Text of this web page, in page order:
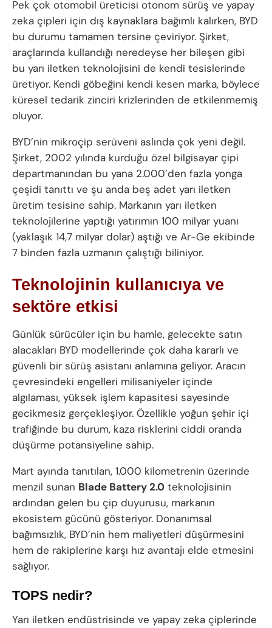
Pek çok otomobil üreticisi otonom sürüş ve yapay
zeka çipleri için dış kaynaklara bağımlı kalırken, BYD
bu durumu tamamen tersine çeviriyor. Şirket,
araçlarında kullandığı neredeyse her bileşen gibi
bu yarı iletken teknolojisini de kendi tesislerinde
üretiyor. Kendi göbeğini kendi kesen marka, böylece
küresel tedarik zinciri krizlerinden de etkilenmemiş
oluyor.
BYD’nin mikroçip serüveni aslında çok yeni değil.
Şirket, 2002 yılında kurduğu özel bilgisayar çipi
departmanından bu yana 2.000’den fazla yonga
çeşidi tanıttı ve şu anda beş adet yarı iletken
üretim tesisine sahip. Markanın yarı iletken
teknolojilerine yaptığı yatırımın 100 milyar yuanı
(yaklaşık 14,7 milyar dolar) aştığı ve Ar-Ge ekibinde
7 binden fazla uzmanın çalıştığı biliniyor.
Teknolojinin kullanıcıya ve
sektöre etkisi
Günlük sürücüler için bu hamle, gelecekte satın
alacakları BYD modellerinde çok daha kararlı ve
güvenli bir sürüş asistanı anlamına geliyor. Aracın
çevresindeki engelleri milisaniyeler içinde
algılaması, yüksek işlem kapasitesi sayesinde
gecikmesiz gerçekleşiyor. Özellikle yoğun şehir içi
trafiğinde bu durum, kaza risklerini ciddi oranda
düşürme potansiyeline sahip.
Mart ayında tanıtılan, 1.000 kilometrenin üzerinde
menzil sunan Blade Battery 2.0 teknolojisinin
ardından gelen bu çip duyurusu, markanın
ekosistem gücünü gösteriyor. Donanımsal
bağımsızlık, BYD’nin hem maliyetleri düşürmesini
hem de rakiplerine karşı hız avantajı elde etmesini
sağlıyor.
TOPS nedir?
Yarı iletken endüstrisinde ve yapay zeka çiplerinde